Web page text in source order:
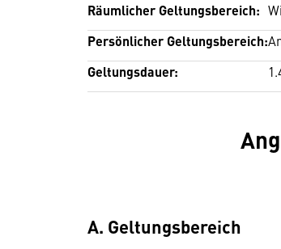
Räumlicher Geltungsbereich:
Persönlicher Geltungsbereich:
Geltungsdauer:
A. Geltungsbereich